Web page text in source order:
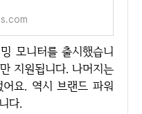
지원됩니다. 나머지는
요. 역시 브랜드 파워
다.